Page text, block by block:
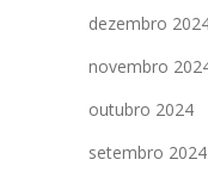
dezembro
novembro
outubro 2024
setembro 2024